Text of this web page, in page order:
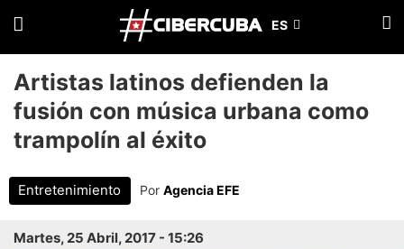
Artistas latinos defienden la
fusión con música urbana como
trampolín al éxito
Entretenimiento Por Agencia EFE
Martes, 25 Abril, 2017 - 15:26